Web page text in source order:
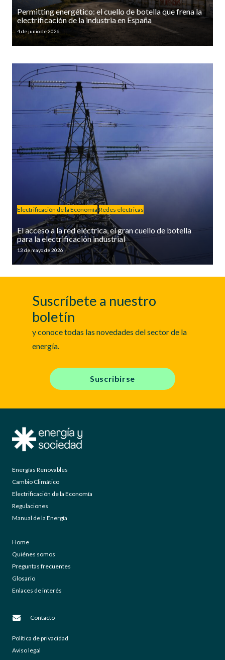
Permitting energético: el cuello de botella que frena la
electrificación de la industria en España
4 de junio de 2026
Electrificación de la Economía Redes eléctricas
El acceso a la red eléctrica, el gran cuello de botella
para la electrificación industrial
13 de mayo de 2026
Suscríbete a nuestro
boletín
y conoce todas las novedades del sector de la
energía.
Suscribirse
Energías Renovables
Cambio Climático
Electrificación de la Economía
Regulaciones
Manual de la Energía
Home
Quiénes somos
Preguntas frecuentes
Glosario
Enlaces de interés
Contacto
Política de privacidad
Aviso legal